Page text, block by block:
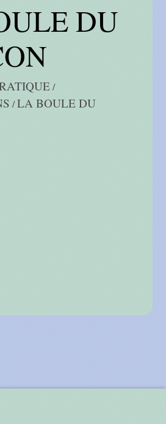
DU
/
/LA BOULE DU